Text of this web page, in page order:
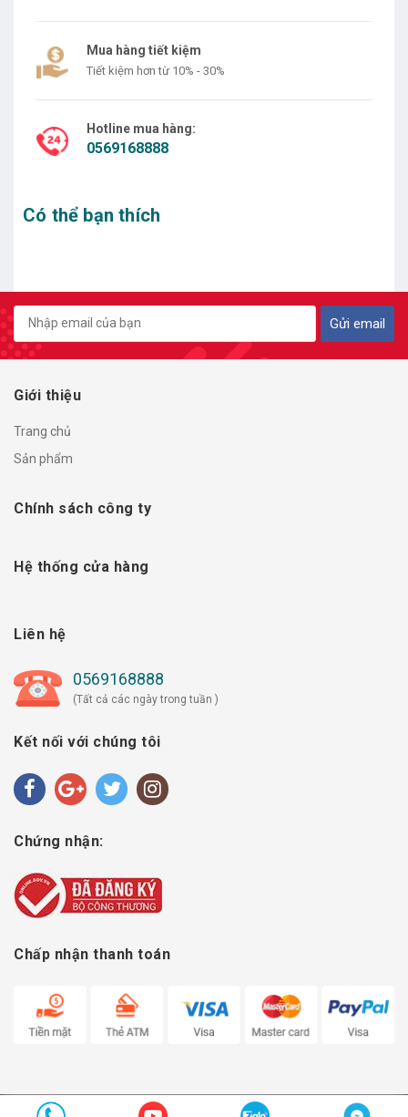
Mua hàng tiết kiệm
Tiết kiệm hơn từ 10% - 30%
Hotline mua hàng:
0569168888
Có thể bạn thích
Gửi email
Giới thiệu
Trang chủ
Sản phẩm
Chính sách công ty
Hệ thống cửa hàng
Liên hệ
0569168888
(Tất cả các ngày trong tuần )
Kết nối với chúng tôi
Chứng nhận:
Chấp nhận thanh toán
© Bản quyền thuộc về Hoàng Chớp Bóng Bàn